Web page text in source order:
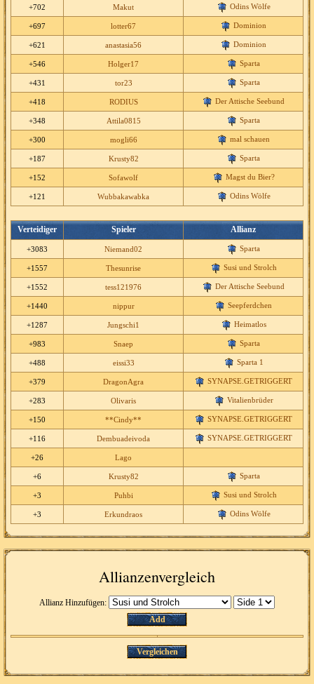
+702 Makut Odins Wölfe
+697 lotter67 Dominion
+621 anastasia56 Dominion
+546 Holger17 Sparta
+431 tor23 Sparta
+418 RODIUS Der Attische Seebund
+348 Attila0815 Sparta
+300 mogli66 mal schauen
+187 Krusty82 Sparta
+152 Sofawolf Magst du Bier?
+121 Wubbakawabka Odins Wölfe
Verteidiger Spieler Allianz
+3083 Niemand02 Sparta
+1557 Thesunrise Susi und Strolch
+1552 tess121976 Der Attische Seebund
+1440 nippur Seepferdchen
+1287 Jungschi1 Heimatlos
+983 Snaep Sparta
+488 eissi33 Sparta 1
+379 DragonAgra SYNAPSE.GETRIGGERT
+283 Olivaris Vitalienbrüder
+150 **Cindy** SYNAPSE.GETRIGGERT
+116 Dembuadeivoda SYNAPSE.GETRIGGERT
+26 Lago
+6 Krusty82 Sparta
+3 Puhbi Susi und Strolch
+3 Erkundraos Odins Wölfe
Allianzenvergleich
Allianz Hinzufügen:
Add
Vergleichen